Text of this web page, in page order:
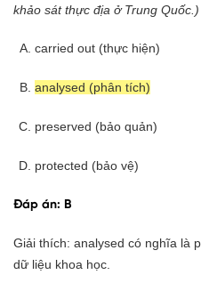
khảo sát thực địa ở Trung Quốc.)
carried out (thực hiện)
analysed (phân tích)
preserved (bảo quản)
protected (bảo vệ)
Đáp án: B
Giải thích: analysed có nghĩa là
dữ liệu khoa học.